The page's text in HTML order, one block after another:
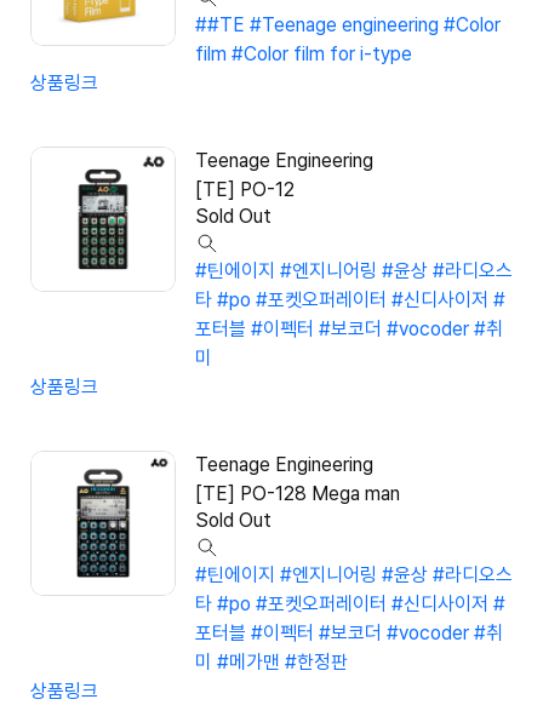
##TE #Teenage engineering #Color
film #Color film for i-type
상품링크
Teenage Engineering
[TE] PO-12
Sold Out
#틴에이지 #엔지니어링 #윤상 #라디오스
타 #po #포켓오퍼레이터 #신디사이저 #
포터블 #이펙터 #보코더 #vocoder #취
미
상품링크
Teenage Engineering
[TE] PO-128 Mega man
Sold Out
#틴에이지 #엔지니어링 #윤상 #라디오스
타 #po #포켓오퍼레이터 #신디사이저 #
포터블 #이펙터 #보코더 #vocoder #취
미 #메가맨 #한정판
상품링크